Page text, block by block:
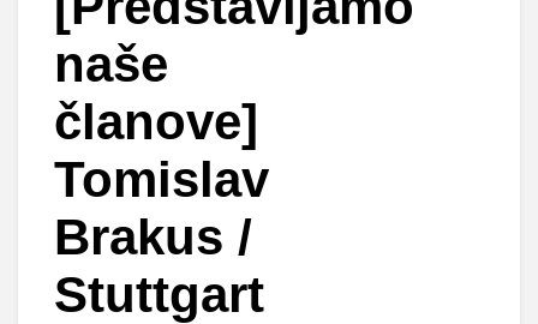
naše
članove]
Tomislav
Brakus /
Stuttgart